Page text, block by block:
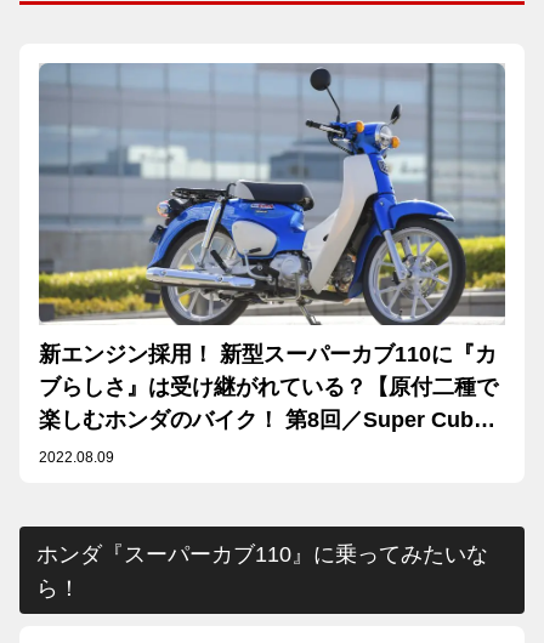
新エンジン採用！ 新型スーパーカブ110に『カ
ブらしさ』は受け継がれている？【原付二種で
楽しむホンダのバイク！ 第8回／Super Cub
110 前編】
2022.08.09
ホンダ『スーパーカブ110』に乗ってみたいな
ら！